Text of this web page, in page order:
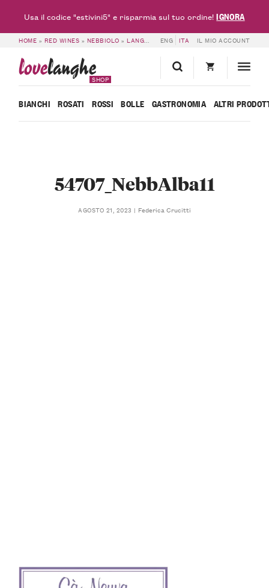
HOME » RED WINES » NEBBIOLO »LANGHE NEBBIOLO DOC 2024 – CÀ NEUVA ENG ITA IL MIO ACCOUNT
lovelanghe
SHOP
BIANCHI ROSATI ROSSI BOLLE GASTRONOMIA ALTRI
54707_NebbAlba11
AGOSTO 21, 2023 Federica Crucitti
Usa il codice "estivini5" e risparmia sul tuo ordine!IGNORA